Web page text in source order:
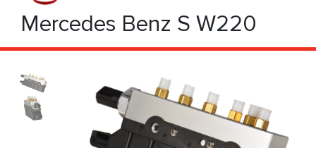
Mercedes Benz S W220